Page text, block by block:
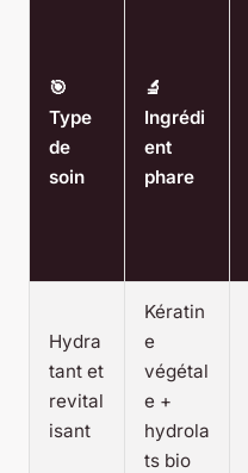
🎯
Type
de
soin
🔬
Ingrédi
ent
phare
Hydra
tant et
revital
isant
Kératin
e
végétal
e +
hydrola
ts bio